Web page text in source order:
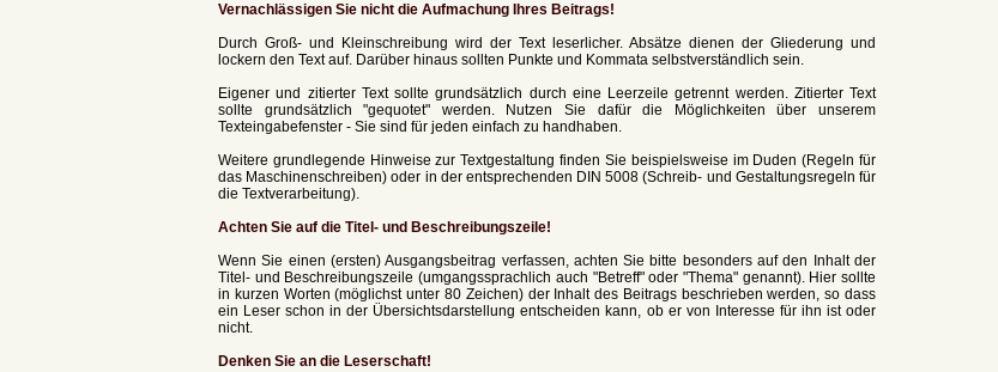
Vernachlässigen Sie nicht die Aufmachung Ihres Beitrags!
Durch Groß- und Kleinschreibung wird der Text leserlicher. Absätze dienen der Gliederung und
lockern den Text auf. Darüber hinaus sollten Punkte und Kommata selbstverständlich sein.
Eigener und zitierter Text sollte grundsätzlich durch eine Leerzeile getrennt werden. Zitierter Text
sollte grundsätzlich "gequotet" werden. Nutzen Sie dafür die Möglichkeiten über unserem
Texteingabefenster - Sie sind für jeden einfach zu handhaben.
Weitere grundlegende Hinweise zur Textgestaltung finden Sie beispielsweise im Duden (Regeln für
das Maschinenschreiben) oder in der entsprechenden DIN 5008 (Schreib- und Gestaltungsregeln für
die Textverarbeitung).
Achten Sie auf die Titel- und Beschreibungszeile!
Wenn Sie einen (ersten) Ausgangsbeitrag verfassen, achten Sie bitte besonders auf den Inhalt der
Titel- und Beschreibungszeile (umgangssprachlich auch "Betreff" oder "Thema" genannt). Hier sollte
in kurzen Worten (möglichst unter 80 Zeichen) der Inhalt des Beitrags beschrieben werden, so dass
ein Leser schon in der Übersichtsdarstellung entscheiden kann, ob er von Interesse für ihn ist oder
nicht.
Denken Sie an die Leserschaft!